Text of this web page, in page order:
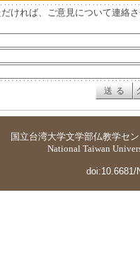
ければ、ご意見について連絡
国立台湾大学文学部仏教学セ
National Taiwan
doi:10.6681/